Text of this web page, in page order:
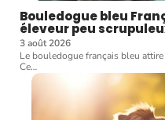
Bouledogue bleu
éleveur peu
3 août 2026
Le bouledogue français bleu
Ce…